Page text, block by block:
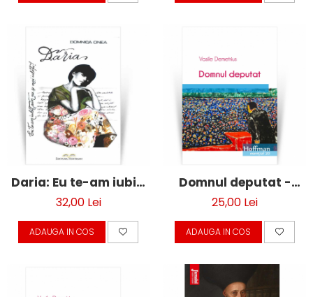
Daria: Eu te-am iubit,
cum nu se mai
iubeste! - Domnica
Onea
32,00 Lei
ADAUGA IN COS
Domnul deputat -
Vasile Demetrius
25,00 Lei
ADAUGA IN COS